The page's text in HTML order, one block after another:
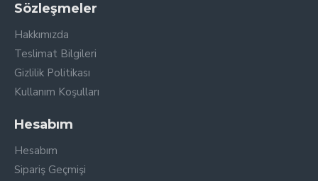
Sözleşmeler
Hakkımızda
Teslimat Bilgileri
Gizlilik Politikası
Kullanım Koşulları
Hesabım
Hesabım
Sipariş Geçmişi